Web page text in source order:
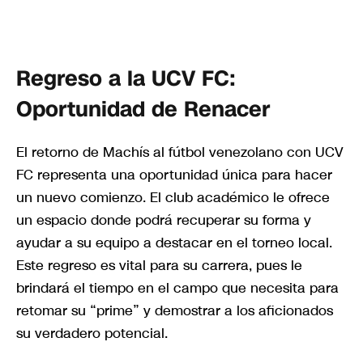
Regreso a la UCV FC:
Oportunidad de Renacer
El retorno de Machís al fútbol venezolano con UCV
FC representa una oportunidad única para hacer
un nuevo comienzo. El club académico le ofrece
un espacio donde podrá recuperar su forma y
ayudar a su equipo a destacar en el torneo local.
Este regreso es vital para su carrera, pues le
brindará el tiempo en el campo que necesita para
retomar su “prime” y demostrar a los aficionados
su verdadero potencial.